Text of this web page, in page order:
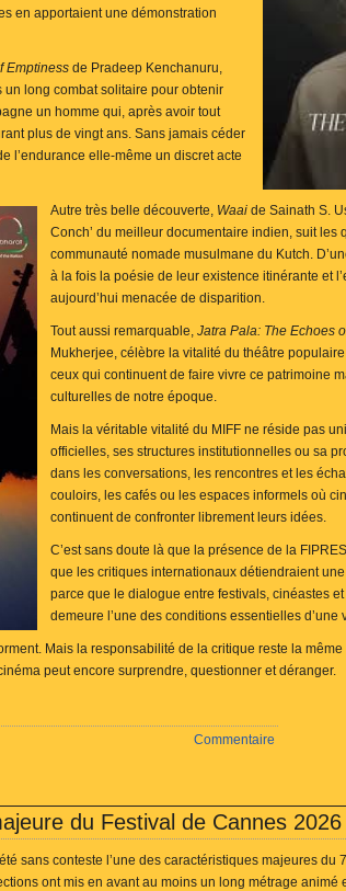
en apportaient une démonstration
Emptiness de Pradeep Kenchanuru,
un long combat solitaire pour obtenir
un homme qui, après avoir tout
plus de vingt ans. Sans jamais céder
l’endurance elle-même un discret acte
Autre très belle découverte, Waai de Sainath S.
Conch’ du meilleur documentaire indien, suit les
communauté nomade musulmane du Kutch.
à la fois la poésie de leur existence itinérante et
aujourd’hui menacée de disparition.
Tout aussi remarquable, Jatra Pala: The Echoes
Mukherjee, célèbre la vitalité du théâtre
ceux qui continuent de faire vivre ce patrimoine
culturelles de notre époque.
Mais la véritable vitalité du MIFF ne réside pas
officielles, ses structures institutionnelles ou sa
dans les conversations, les rencontres et les
couloirs, les cafés ou les espaces informels où
continuent de confronter librement leurs idées.
C’est sans doute là que la présence de la
que les critiques internationaux détiendraient
parce que le dialogue entre festivals, cinéastes
demeure l’une des conditions essentielles
Mais la responsabilité de la critique reste la
peut encore surprendre, questionner et déranger.
Commentaire
du Festival de Cannes 2026
sans conteste l’une des caractéristiques majeures du
ont mis en avant au moins un long métrage animé